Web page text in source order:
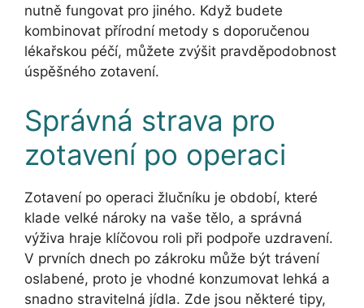
nutně fungovat pro jiného. Když budete
kombinovat přírodní metody s doporučenou
lékařskou péčí, můžete zvýšit pravděpodobnost
úspěšného zotavení.
Správná strava pro
zotavení po operaci
Zotavení po operaci žlučníku je období, které
klade velké nároky na vaše tělo, a správná
výživa hraje klíčovou roli při podpoře uzdravení.
V prvních dnech po zákroku může být trávení
oslabené, proto je vhodné konzumovat lehká a
snadno stravitelná jídla. Zde jsou některé tipy,